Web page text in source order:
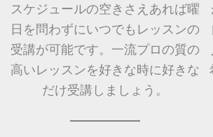
スケジュールの空きさえあれば曜
日を問わずにいつでもレッスンの
受講が可能です。一流プロの質の
高いレッスンを好きな時に好きな
だけ受講しましょう。